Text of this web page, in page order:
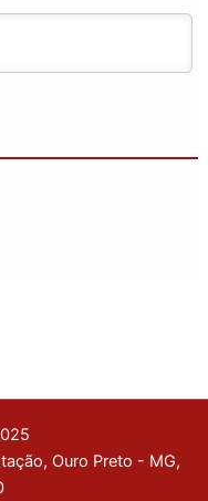
Ouro Preto - MG,